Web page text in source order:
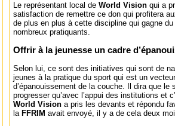
Le représentant local de World Vision qui a
satisfaction de remettre ce don qui profitera
de plus en plus à cette discipline qui gagne
nombreux pratiquants.
Offrir à la jeunesse un cadre
Selon lui, ce sont des initiatives qui sont de
jeunes à la pratique du sport qui est un
d’épanouissement de la couche. Il dira que le
progresser qu’avec l’appui des institutions et
World Vision a pris les devants et répondu
la FFRIM avait envoyé, il y a de cela deux